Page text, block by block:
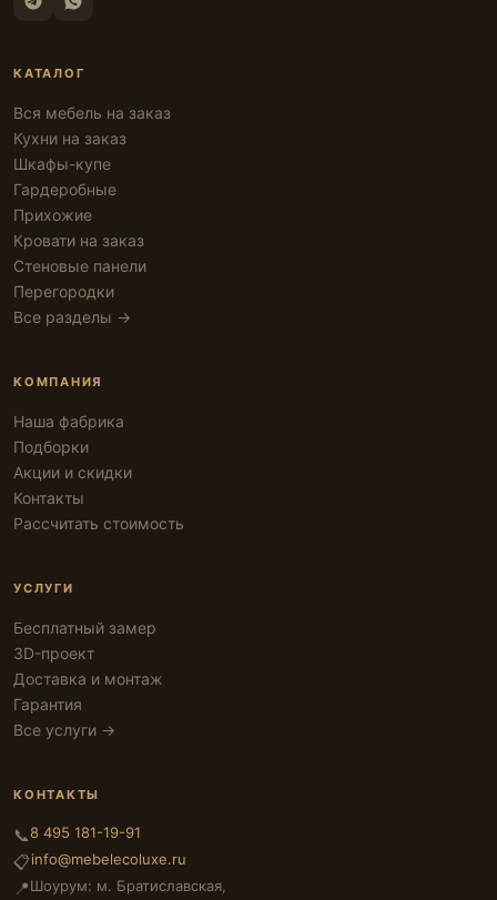
КАТАЛОГ
Вся мебель на заказ
Кухни на заказ
Шкафы-купе
Гардеробные
Прихожие
Кровати на заказ
Стеновые панели
Перегородки
Все разделы →
КОМПАНИЯ
Наша фабрика
Подборки
Акции и скидки
Контакты
Рассчитать стоимость
УСЛУГИ
Бесплатный замер
3D-проект
Доставка и монтаж
Гарантия
Все услуги →
КОНТАКТЫ
📞8 495 181-19-91
📋info@mebelecoluxe.ru
📍Шоурум: м. Братиславская,